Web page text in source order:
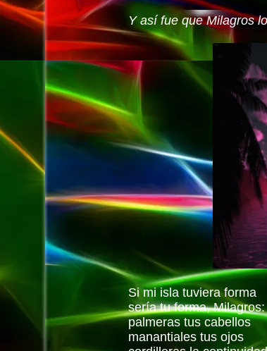
Y así fue que Milagros
Si mi isla tuviera forma
sería tu forma, Milagros:
palmeras tus cabellos
manantiales tus ojos